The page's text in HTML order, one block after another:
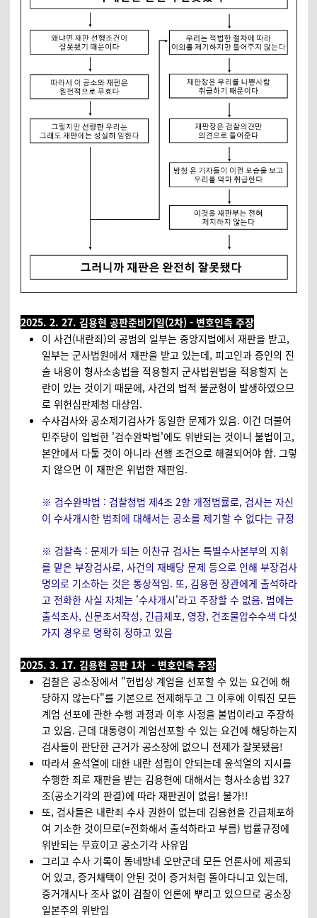
2025. 2. 27. 김용현 공판준비기일(2차) - 변호인측 주장
이 사건(내란죄)의 공범의 일부는 중앙지법에서 재판을 받고,
일부는 군사법원에서 재판을 받고 있는데, 피고인과 증인의 진
술 내용이 형사소송법을 적용할지 군사법원법을 적용할지 논
란이 있는 것이기 때문에, 사건의 법적 불균형이 발생하였으므
로 위헌심판제청 대상임.
수사검사와 공소제기검사가 동일한 문제가 있음. 이건 더불어
민주당이 입법한 '검수완박법'에도 위반되는 것이니 불법이고,
본안에서 다툴 것이 아니라 선행 조건으로 해결되어야 함. 그렇
지 않으면 이 재판은 위법한 재판임.
※ 검수완박법 : 검찰청법 제4조 2항 개정법률로, 검사는 자신
이 수사개시한 범죄에 대해서는 공소를 제기할 수 없다는 규정
※ 검찰측 : 문제가 되는 이찬규 검사는 특별수사본부의 지휘
를 맡은 부장검사로, 사건의 재배당 문제 등으로 인해 부장검사
명의로 기소하는 것은 통상적임. 또, 김용현 장관에게 출석하라
고 전화한 사실 자체는 '수사개시'라고 주장할 수 없음. 법에는
출석조사, 신문조서작성, 긴급체포, 영장, 건조물압수수색 다섯
가지 경우로 명확히 정하고 있음
2025. 3. 17. 김용현 공판 1차 - 변호인측 주장
검찰은 공소장에서 "헌법상 계엄을 선포할 수 있는 요건에 해
당하지 않는다"를 기본으로 전제해두고 그 이후에 이뤄진 모든
계엄 선포에 관한 수행 과정과 이후 사정을 불법이라고 주장하
고 있음. 근데 대통령이 계엄선포할 수 있는 요건에 해당하는지
검사들이 판단한 근거가 공소장에 없으니 전제가 잘못됐음!
따라서 윤석열에 대한 내란 성립이 안되는데 윤석열의 지시를
수행한 죄로 재판을 받는 김용현에 대해서는 형사소송법 327
조(공소기각의 판결)에 따라 재판권이 없음! 불가!!
또, 검사들은 내란죄 수사 권한이 없는데 김용현을 긴급체포하
여 기소한 것이므로(=전화해서 출석하라고 부름) 법률규정에
위반되는 무효이고 공소기각 사유임
그리고 수사 기록이 동네방네 오만군데 모든 언론사에 제공되
어 있고, 증거채택이 안된 것이 증거처럼 돌아다니고 있는데,
증거개시나 조사 없이 검찰이 언론에 뿌리고 있으므로 공소장
일본주의 위반임